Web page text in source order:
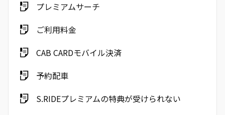
プレミアムサーチ
ご利用料金
CAB CARDモバイル決済
予約配車
S.RIDEプレミアムの特典が受けられない